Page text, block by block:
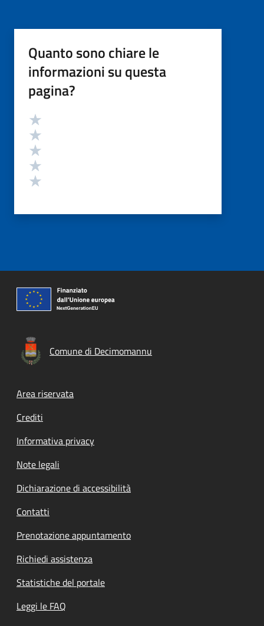
Quanto sono chiare le
informazioni su questa
pagina?
Valutazione
Comune di Decimomannu
Footer menu
Area riservata
Crediti
Informativa privacy
Note legali
Dichiarazione di accessibilità
Contatti
Prenotazione appuntamento
Richiedi assistenza
Statistiche del portale
Leggi le FAQ